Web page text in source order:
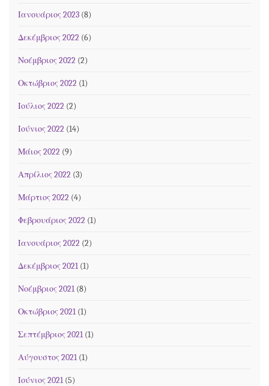
Ιανουάριος 2023 (8)
Δεκέμβριος 2022 (6)
Νοέμβριος 2022 (2)
Οκτώβριος 2022 (1)
Ιούλιος 2022 (2)
Ιούνιος 2022 (14)
Μάιος 2022 (9)
Απρίλιος 2022 (3)
Μάρτιος 2022 (4)
Φεβρουάριος 2022 (1)
Ιανουάριος 2022 (2)
Δεκέμβριος 2021 (1)
Νοέμβριος 2021 (8)
Οκτώβριος 2021 (1)
Σεπτέμβριος 2021 (1)
Αύγουστος 2021 (1)
Ιούνιος 2021 (5)